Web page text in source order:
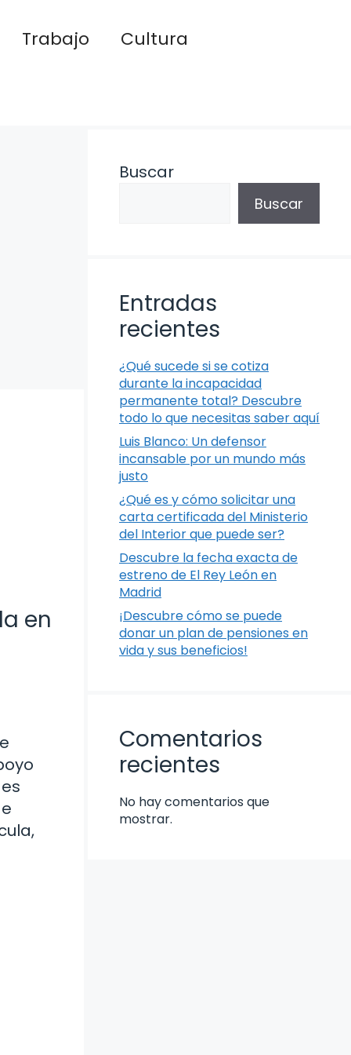
Trabajo Cultura
en
Buscar
Buscar
Entradas
recientes
¿Qué sucede si se cotiza
durante la incapacidad
permanente total? Descubre
todo lo que necesitas saber aquí
Luis Blanco: Un defensor
incansable por un mundo más
justo
¿Qué es y cómo solicitar una
carta certificada del Ministerio
del Interior que puede ser?
Descubre la fecha exacta de
estreno de El Rey León en
Madrid
¡Descubre cómo se puede
donar un plan de pensiones en
vida y sus beneficios!
Comentarios
recientes
No hay comentarios que
mostrar.